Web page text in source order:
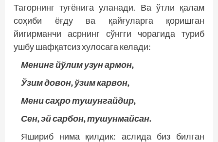
Тагорнинг туғёнига уланади. Ва ўтли қалам
соҳиби ёғду ва қайғуларга қоришган
йигирманчи асрнинг сўнгги чорагида туриб
ушбу шафқатсиз хулосага келади:
Менинг йўлим узун армон,
Ўзим довон, ўзим карвон,
Мени саҳро тушунгайдир,
Сен, эй сарбон, тушунмайсан.
Яшириб нима қилдик: аслида биз билган